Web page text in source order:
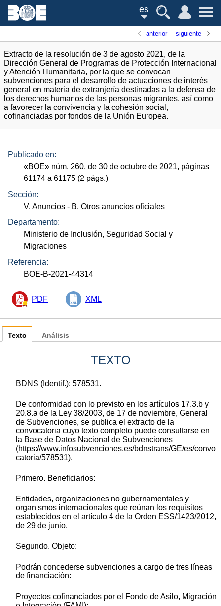
es
anterior siguiente
Extracto de la resolución de 3 de agosto 2021, de la
Dirección General de Programas de Protección Internacional
y Atención Humanitaria, por la que se convocan
subvenciones para el desarrollo de actuaciones de interés
general en materia de extranjería destinadas a la defensa de
los derechos humanos de las personas migrantes, así como
a favorecer la convivencia y la cohesión social,
cofinanciadas por fondos de la Unión Europea.
Publicado en:
«BOE» núm. 260, de 30 de octubre de 2021, páginas
61174 a 61175 (2 págs.)
Sección:
V. Anuncios - B. Otros anuncios oficiales
Departamento:
Ministerio de Inclusión, Seguridad Social y
Migraciones
Referencia:
BOE-B-2021-44314
PDF XML
Texto
TEXTO
BDNS (Identif.): 578531.
De conformidad con lo previsto en los artículos 17.3.b y
20.8.a de la Ley 38/2003, de 17 de noviembre, General
de Subvenciones, se publica el extracto de la
convocatoria cuyo texto completo puede consultarse en
la Base de Datos Nacional de Subvenciones
(https://www.infosubvenciones.es/bdnstrans/GE/es/convo
catoria/578531).
Primero. Beneficiarios:
Entidades, organizaciones no gubernamentales y
organismos internacionales que reúnan los requisitos
establecidos en el artículo 4 de la Orden ESS/1423/2012,
de 29 de junio.
Segundo. Objeto:
Podrán concederse subvenciones a cargo de tres líneas
de financiación:
Proyectos cofinanciados por el Fondo de Asilo, Migración
Análisis